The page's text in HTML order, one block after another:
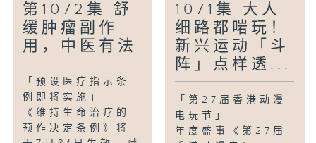
第1072集 舒
缓肿瘤副作
用，中医有法
「预设医疗指示条
例即将实施」
《维持生命治疗的
预作决定条例》将
1071集 大人
细路都啱玩！
新兴运动「斗
阵」点样透...
「第27届香港动漫
电玩节」
年度盛事《第27届